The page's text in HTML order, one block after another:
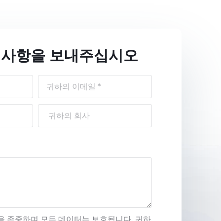
항을 보내주십시오